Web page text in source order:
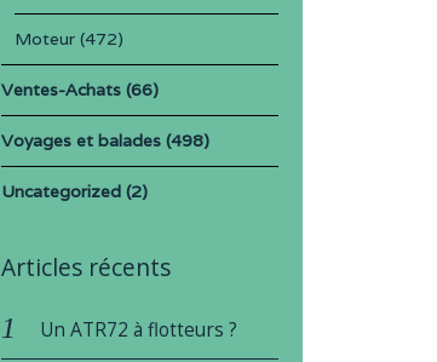
Moteur(472)
Ventes-Achats(66)
Voyages et balades(498)
Uncategorized(2)
Articles récents
Un ATR72 à flotteurs ?